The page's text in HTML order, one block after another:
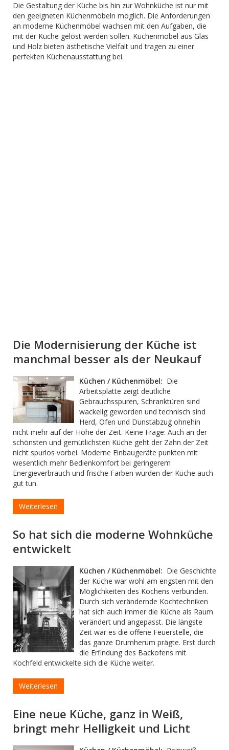
Die Gestaltung der Küche bis hin zur Wohnküche ist nur mit
den geeigneten Küchenmöbeln möglich. Die Anforderungen
an moderne Küchenmöbel wachsen mit den Aufgaben, die
mit der Küche gelöst werden sollen. Küchenmöbel aus Glas
und Holz bieten ästhetische Vielfalt und tragen zu einer
perfekten Küchenausstattung bei.
Die Modernisierung der Küche ist
manchmal besser als der Neukauf
Küchen / Küchenmöbel: Die
Arbeitsplatte zeigt deutliche
Gebrauchsspuren, Schranktüren sind
wackelig geworden und technisch sind
Herd, Ofen und Dunstabzug ohnehin
nicht mehr auf der Höhe der Zeit. Keine Frage: Auch an der
schönsten und gemütlichsten Küche geht der Zahn der Zeit
nicht spurlos vorbei. Moderne Einbaugeräte punkten mit
wesentlich mehr Bedienkomfort bei geringerem
Energieverbrauch und frische Farben würden der Küche auch
gut tun.
Weiterlesen
So hat sich die moderne Wohnküche
entwickelt
Küchen / Küchenmöbel: Die Geschichte
der Küche war wohl am engsten mit den
Möglichkeiten des Kochens verbunden.
Durch sich verändernde Kochtechniken
hat sich auch immer die Küche als Raum
verändert und angepasst. Die längste
Zeit war es die offene Feuerstelle, die
das ganze Drumherum prägte. Erst durch
die Erfindung des Backofens mit
Kochfeld entwickelte sich die Küche weiter.
Weiterlesen
Eine neue Küche, ganz in Weiß,
bringt mehr Helligkeit und Licht